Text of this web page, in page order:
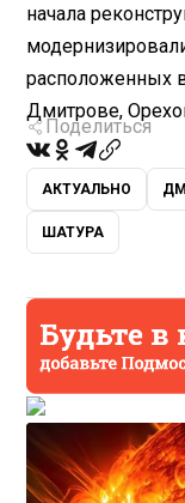
начала
расположенных
Дмитрове,
Поделиться
АКТУАЛЬНО
ШАТУРА